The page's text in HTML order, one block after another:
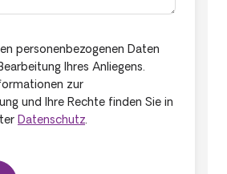
personenbezogenen Daten
Ihres Anliegens.
zur
und Ihre Rechte finden Sie in
Datenschutz